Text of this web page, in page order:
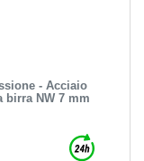
- Acciaio
birra NW 7 mm